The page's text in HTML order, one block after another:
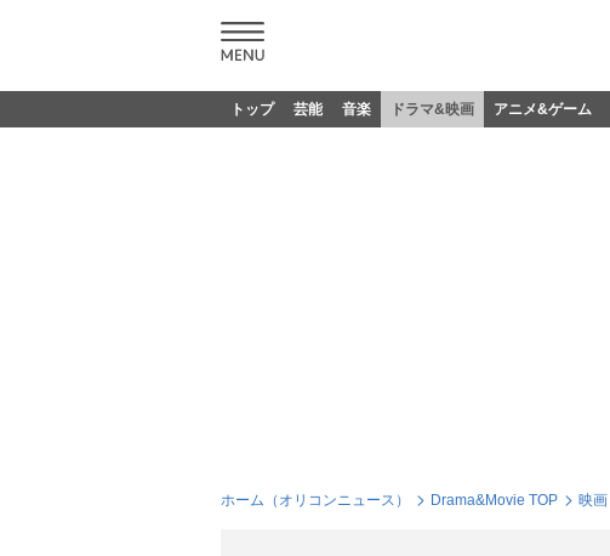
トップ 芸能 音楽 ドラマ&映画 アニメ&ゲーム
ホーム（オリコンニュース） Drama&Movie TOP 映画